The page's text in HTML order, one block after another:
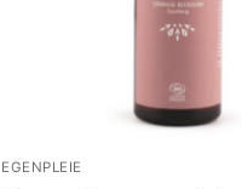
EGENPLEIE